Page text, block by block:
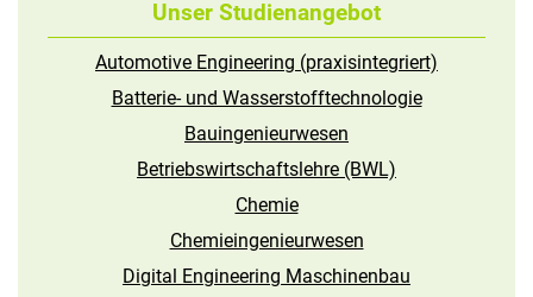
Unser Studienangebot
Automotive Engineering (praxisintegriert)
Batterie- und Wasserstofftechnologie
Bauingenieurwesen
Betriebswirtschaftslehre (BWL)
Chemie
Chemieingenieurwesen
Digital Engineering Maschinenbau